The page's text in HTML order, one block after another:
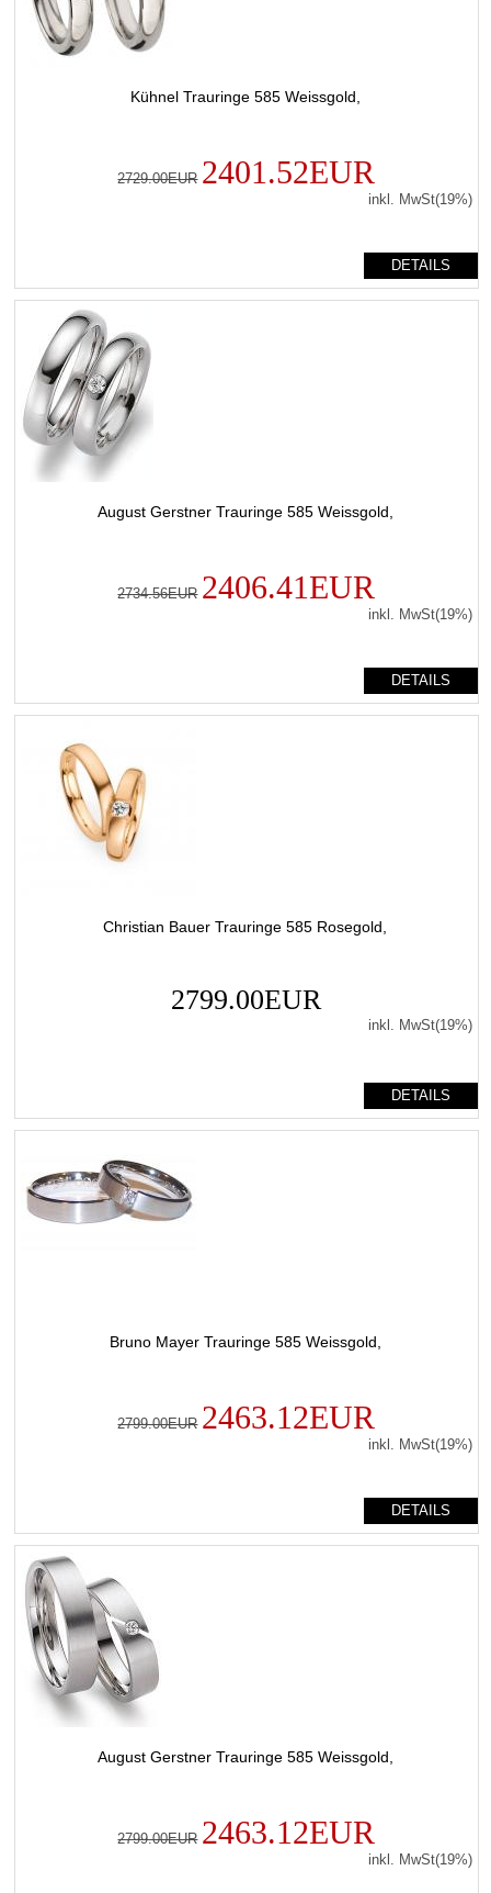
Kühnel Trauringe 585 Weissgold,
2729.00EUR 2401.52EUR
inkl. MwSt(19%)
DETAILS
August Gerstner Trauringe 585 Weissgold,
2734.56EUR 2406.41EUR
inkl. MwSt(19%)
DETAILS
Christian Bauer Trauringe 585 Rosegold,
2799.00EUR
inkl. MwSt(19%)
DETAILS
Bruno Mayer Trauringe 585 Weissgold,
2799.00EUR 2463.12EUR
inkl. MwSt(19%)
DETAILS
August Gerstner Trauringe 585 Weissgold,
2799.00EUR 2463.12EUR
inkl. MwSt(19%)